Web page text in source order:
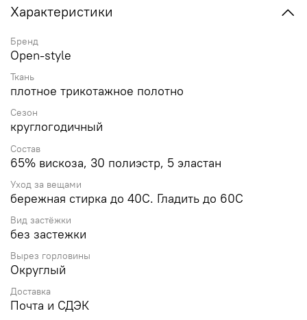
Характеристики
Бренд
Open-style
Ткань
плотное трикотажное полотно
Сезон
круглогодичный
Состав
65% вискоза, 30 полиэстр, 5 эластан
Уход за вещами
бережная стирка до 40С. Гладить до 60С
Вид застёжки
без застежки
Вырез горловины
Округлый
Доставка
Почта и СДЭК